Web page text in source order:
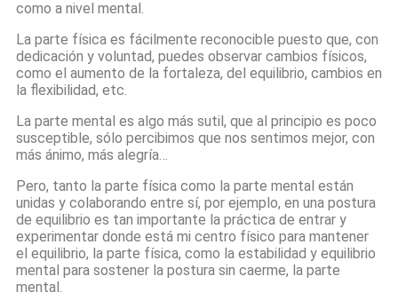
como a nivel mental.
La parte física es fácilmente reconocible puesto que, con
dedicación y voluntad, puedes observar cambios físicos,
como el aumento de la fortaleza, del equilibrio, cambios en
la flexibilidad, etc.
La parte mental es algo más sutil, que al principio es poco
susceptible, sólo percibimos que nos sentimos mejor, con
más ánimo, más alegría…
Pero, tanto la parte física como la parte mental están
unidas y colaborando entre sí, por ejemplo, en una postura
de equilibrio es tan importante la práctica de entrar y
experimentar donde está mi centro físico para mantener
el equilibrio, la parte física, como la estabilidad y equilibrio
mental para sostener la postura sin caerme, la parte
mental.